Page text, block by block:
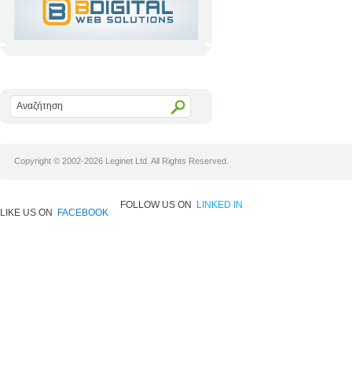
Copyright © 2002-2026 Leginet Ltd. All Rights Reserved.
LIKE US ON FACEBOOK
FOLLOW US ON LINKED IN